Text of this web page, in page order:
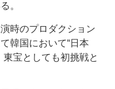
。
時のプロダクション
韓国において“日本
宝としても初挑戦と